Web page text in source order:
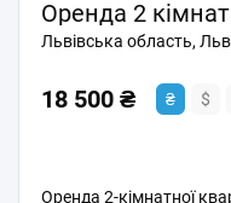
Львівська область,
18 500 ₴ ₴ $
Оренда 2-кімнатної